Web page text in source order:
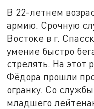
В 22-летнем
армию. Срочную
Востоке в г.
умение быстро
стрелять. На этот
Фёдора прошли
огранку. Со
младшего